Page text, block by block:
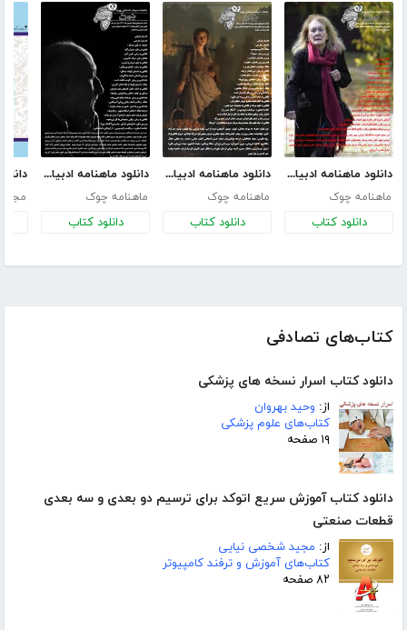
کتاب‌های تصادفی
دانلود کتاب اسرار نسخه های پزشکی
از: وحید بهروان
کتاب‌های علوم پزشکی
۱۹ صفحه
دانلود کتاب آموزش سریع اتوکد برای ترسیم دو بعدی و سه بعدی
قطعات صنعتی
از: مجید شخصی نیایی
کتاب‌های آموزش و ترفند کامپیوتر
۸۲ صفحه
دانلود ماهنامه ادبیات داستانی چوک - شماره 147
ماهنامه چوک
دانلود کتاب
دانلود ماهنامه ادبیات داستانی چوک - شماره 146
ماهنامه چوک
دانلود کتاب
دانلود ماهنامه ادبیات داستانی چوک - شماره 145
ماهنامه چوک
دانلود کتاب